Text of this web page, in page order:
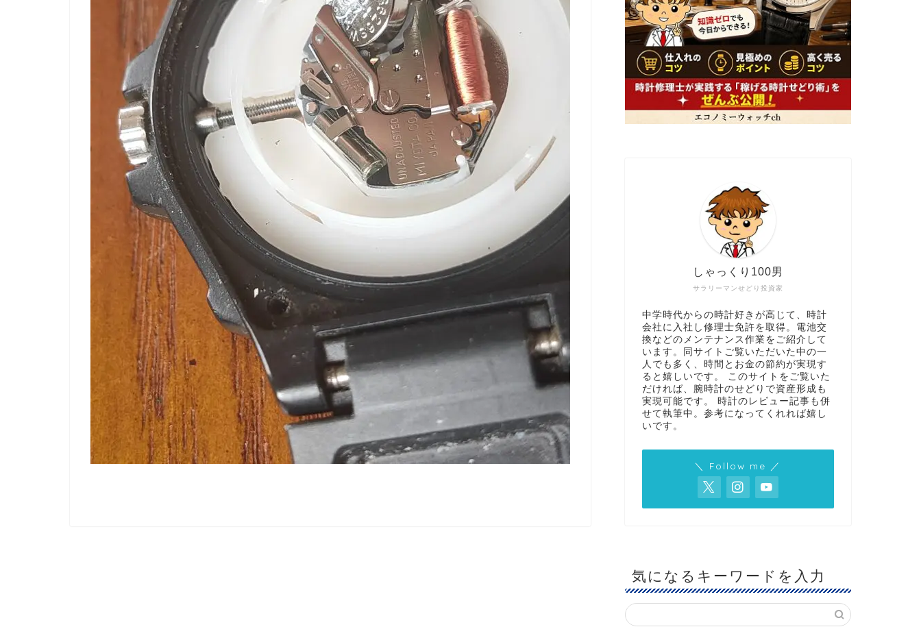
サラリーマンせどり投資家
しゃっくり100男
中学時代からの時計好きが高じて、時計
会社に入社し修理士免許を取得。電池交
換などのメンテナンス作業をご紹介して
います。同サイトご覧いただいた中の一
人でも多く、時間とお金の節約が実現す
ると嬉しいです。 このサイトをご覧いた
だければ、腕時計のせどりで資産形成も
実現可能です。 時計のレビュー記事も併
せて執筆中。参考になってくれれば嬉し
いです。
＼ Follow me ／
気になるキーワードを入力